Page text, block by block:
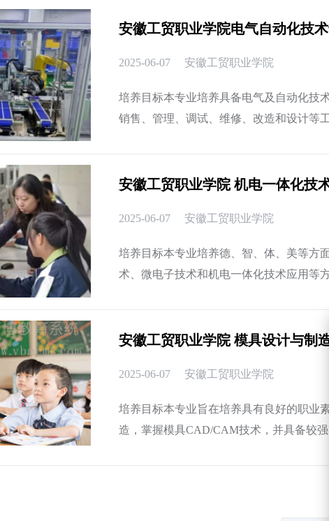
安徽工贸职业学院电气自动化技
2025-06-07 安徽工贸职业学院
培养目标本专业培养具备电气及自动化技
销售、管理、调试、维修、改造和设计等
安徽工贸职业学院 机电一体化技
2025-06-07 安徽工贸职业学院
培养目标本专业培养德、智、体、美等方
术、微电子技术和机电一体化技术应用等
安徽工贸职业学院 模具设计与制
2025-06-07 安徽工贸职业学院
培养目标本专业旨在培养具有良好的职业
造，掌握模具CAD/CAM技术，并具备较